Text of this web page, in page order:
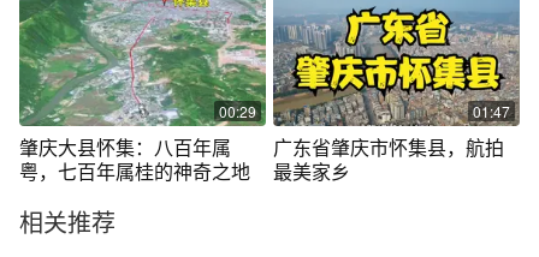
00:29
肇庆大县怀集：八百年属
粤，七百年属桂的神奇之地
01:47
广东省肇庆市怀集县，航拍
最美家乡
相关推荐